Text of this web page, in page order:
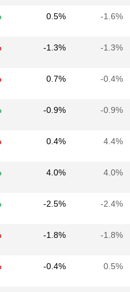
0.5% -1.6%
-1.3% -1.3%
0.7% -0.4%
-0.9% -0.9%
0.4% 4.4%
4.0% 4.0%
-2.5% -2.4%
-1.8% -1.8%
-0.4% 0.5%